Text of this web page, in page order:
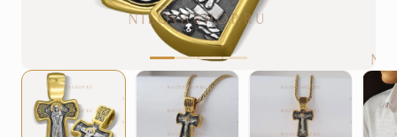
Цепи
Чётки
Шнурки на
шею
Другое